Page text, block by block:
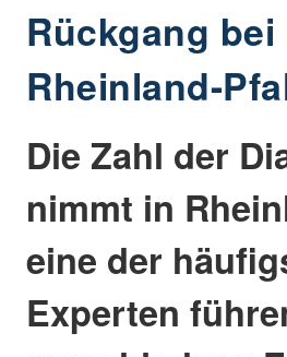
Rückgang
Rheinland-
Die Zahl der
nimmt in
eine der
Experten